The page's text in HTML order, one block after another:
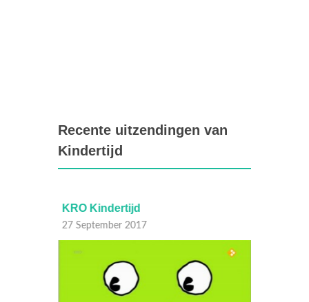
Recente uitzendingen van
Kindertijd
KRO Kindertijd
27 September 2017